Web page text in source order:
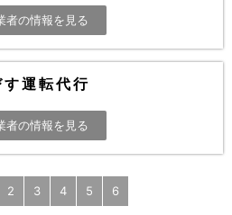
者の情報を見る
す運転代行
者の情報を見る
2 3 4 5 6